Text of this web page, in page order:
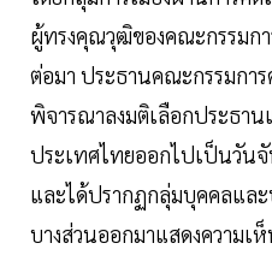
ผู้ทรงคุณวุฒิของคณะกรรมก
ต่อมา ประธานคณะกรรมกา
พิจารณาลงมติเลือกประธาน
ประเทศไทยออกไปเป็นวัน
และได้ปรากฏกลุ่มบุคคลแล
บางส่วนออกมาแสดงความเ